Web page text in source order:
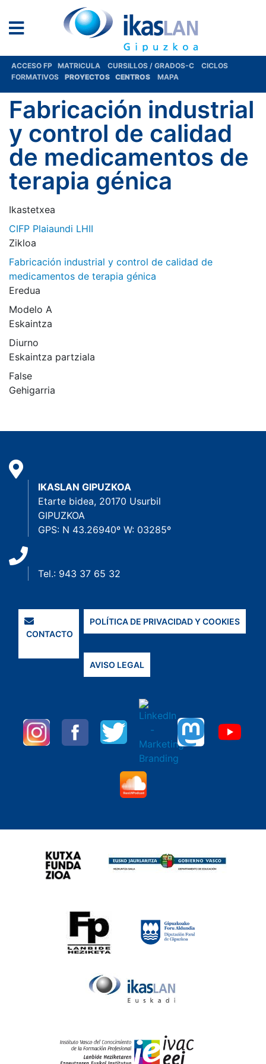
ACCESO FP MATRICULA CURSILLOS / GRADOS-C
CICLOS
FORMATIVOS
PROYECTOS CENTROS MAPA
Fabricación industrial
y control de calidad
de medicamentos de
terapia génica
Ikastetxea
CIFP Plaiaundi LHII
Zikloa
Fabricación industrial y control de calidad de
medicamentos de terapia génica
Eredua
Modelo A
Eskaintza
Diurno
Eskaintza partziala
False
Gehigarria
IKASLAN GIPUZKOA
Etarte bidea, 20170 Usurbil
GIPUZKOA
GPS: N 43.26940º W: 03285º
Tel.: 943 37 65 32
CONTACTO
POLÍTICA DE PRIVACIDAD Y COOKIES
AVISO LEGAL